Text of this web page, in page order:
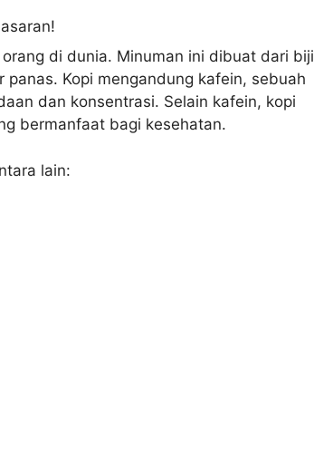
di dunia. Minuman ini dibuat dari biji
Kopi mengandung kafein, sebuah
dan konsentrasi. Selain kafein, kopi
bermanfaat bagi kesehatan.
lain: